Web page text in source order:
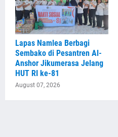
Lapas Namlea Berbagi
Sembako di Pesantren Al-
Anshor Jikumerasa Jelang
HUT RI ke-81
August 07, 2026